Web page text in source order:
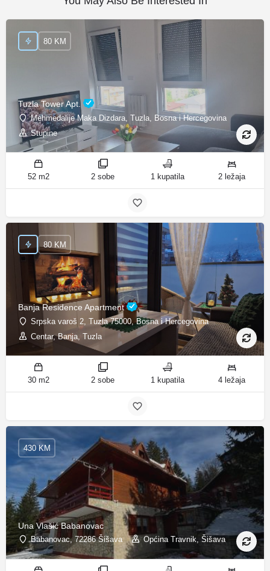
Tuzla Tower Apt.
Mehmedalije Maka Dizdara, Tuzla, Bosna i Hercegovina
Stupine
80 KM
52 m2 2 sobe 1 kupatila 2 ležaja
Banja Residence Apartment
Srpska varoš 2, Tuzla 75000, Bosna i Hercegovina
Centar, Banja, Tuzla
80 KM
30 m2 2 sobe 1 kupatila 4 ležaja
Una Vlašić Babanovac
Babanovac, 72286 Šišava Općina Travnik, Šišava
430 KM